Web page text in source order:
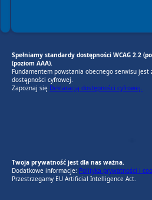
Spełniamy standardy dostępności WCAG 2.2
(poziom AAA).
Fundamentem powstania obecnego serwisu jest
dostępności cyfrowej.
Zapoznaj się Deklaracją dostępności cyfrowej.
Twoja prywatność jest dla nas ważna.
Dodatkowe informacje: Polityka prywatności i
Przestrzegamy EU Artificial Intelligence Act.